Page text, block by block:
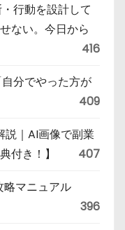
行動を設計して
ない。今日から
416
分でやった方が
409
説｜AI画像で副業
付き！】
407
略マニュアル
396